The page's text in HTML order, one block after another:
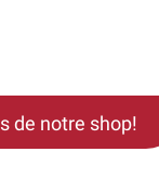
de notre shop!